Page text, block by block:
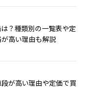
？種類別の一覧表や定
高い理由も解説
が高い理由や定価で買